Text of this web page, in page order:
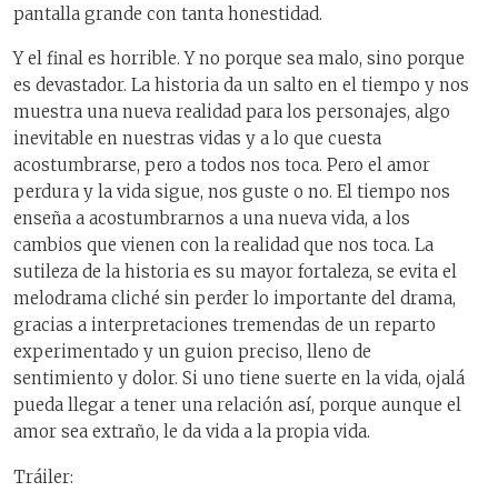
pantalla grande con tanta honestidad.
Y el final es horrible. Y no porque sea malo, sino porque
es devastador. La historia da un salto en el tiempo y nos
muestra una nueva realidad para los personajes, algo
inevitable en nuestras vidas y a lo que cuesta
acostumbrarse, pero a todos nos toca. Pero el amor
perdura y la vida sigue, nos guste o no. El tiempo nos
enseña a acostumbrarnos a una nueva vida, a los
cambios que vienen con la realidad que nos toca. La
sutileza de la historia es su mayor fortaleza, se evita el
melodrama cliché sin perder lo importante del drama,
gracias a interpretaciones tremendas de un reparto
experimentado y un guion preciso, lleno de
sentimiento y dolor. Si uno tiene suerte en la vida, ojalá
pueda llegar a tener una relación así, porque aunque el
amor sea extraño, le da vida a la propia vida.
Tráiler: